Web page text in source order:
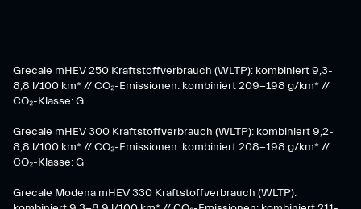
Grecale mHEV 250 Kraftstoffverbrauch (WLTP): kombiniert 9,3-
8,8 l/100 km* // CO₂-Emissionen: kombiniert 209-198 g/km* ​//
CO₂-Klasse: G
Grecale mHEV 300 Kraftstoffverbrauch (WLTP): kombiniert 9,2-
8,8 l/100 km* // CO₂-Emissionen: kombiniert 208-198 g/km* //
CO₂-Klasse: G
Grecale Modena mHEV 330 Kraftstoffverbrauch (WLTP):